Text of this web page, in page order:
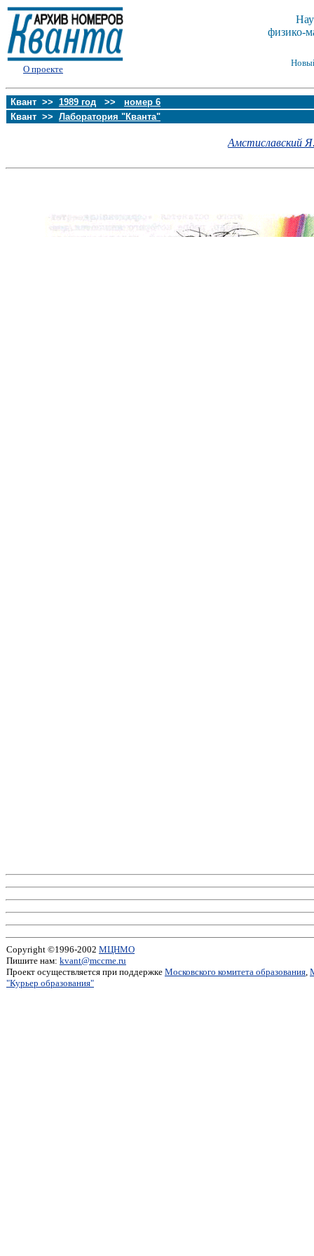
О проекте
физико-
Квант >> 1989 год >> номер 6
Квант >> Лаборатория "Кванта"
Амстиславский
Copyright ©1996-2002 МЦНМО
Пишите нам: kvant@mccme.ru
Проект осуществляется при поддержке Московского комитета образования,
"Курьер образования"